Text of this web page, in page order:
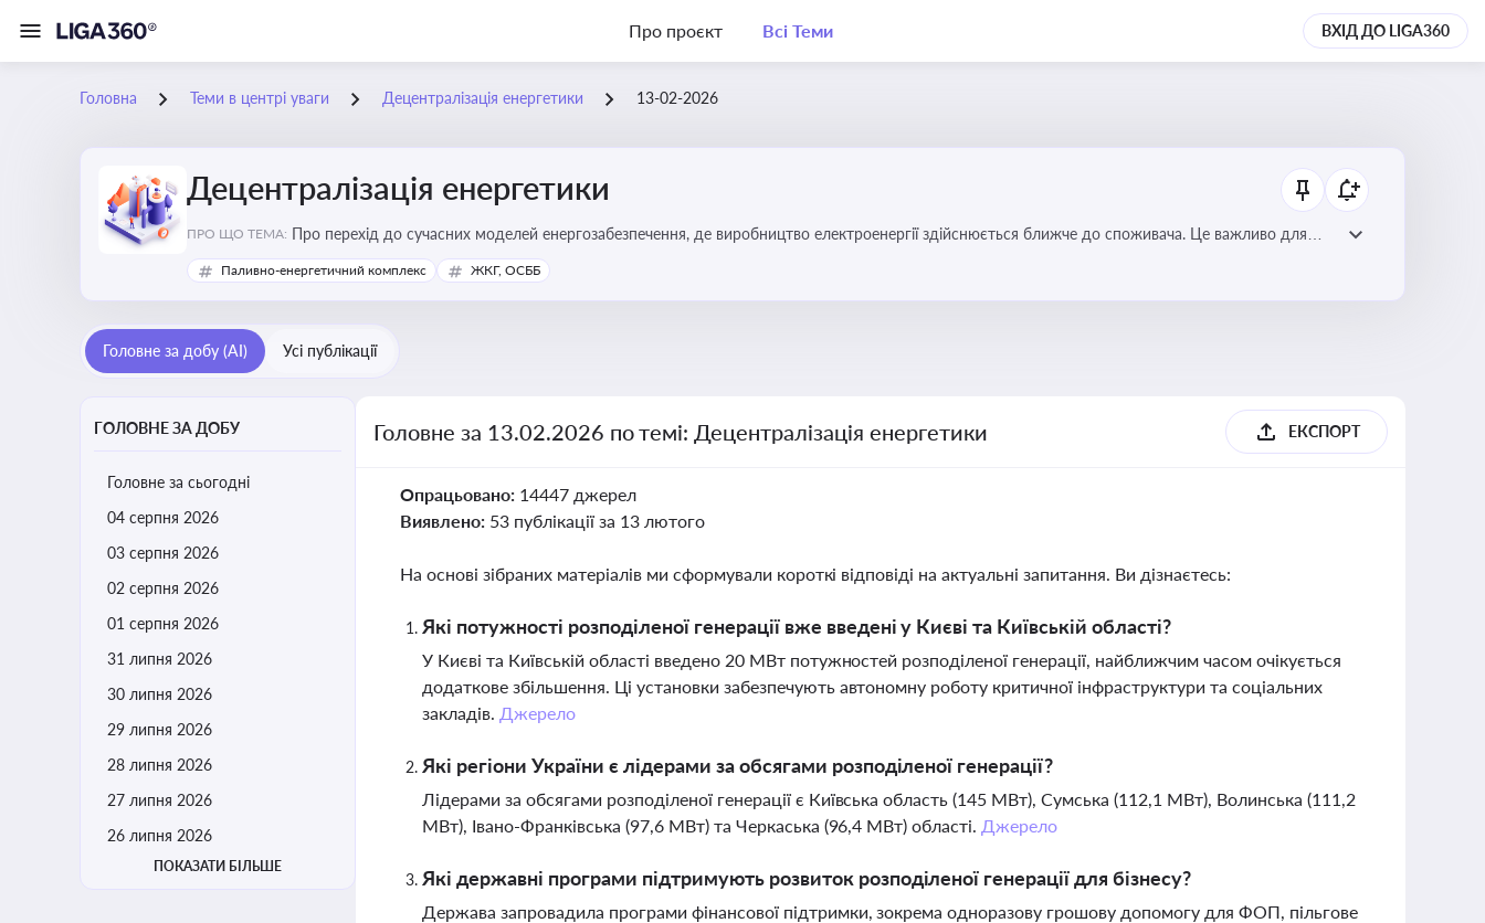
Про проєкт Всі Теми ВХІД ДО LIGA360
Головна Теми в центрі уваги Децентралізація енергетики 13-02-2026
Децентралізація енергетики
ПРО ЩО ТЕМА: Про перехід до сучасних моделей енергозабезпечення, де виробництво електроенергії здійснюється ближче до споживача. Це важливо для
підвищення енергонезалежності громад, зменшення втрат при транспортуванні енергії та стимулювання розвитку відновлюваних джерел
Паливно-енергетичний комплекс ЖКГ, ОСББ
Головне за добу (AI) Усі публікації
ГОЛОВНЕ ЗА ДОБУ
Головне за сьогодні
04 серпня 2026
03 серпня 2026
02 серпня 2026
01 серпня 2026
31 липня 2026
30 липня 2026
29 липня 2026
28 липня 2026
27 липня 2026
26 липня 2026
ПОКАЗАТИ БІЛЬШЕ
Головне за 13.02.2026 по темі: Децентралізація енергетики ЕКСПОРТ
Опрацьовано: 14447 джерел
Виявлено: 53 публікації за 13 лютого
На основі зібраних матеріалів ми сформували короткі відповіді на актуальні запитання. Ви дізнаєтесь:
Які потужності розподіленої генерації вже введені у Києві та Київській області?
У Києві та Київській області введено 20 МВт потужностей розподіленої генерації, найближчим часом очікується
додаткове збільшення. Ці установки забезпечують автономну роботу критичної інфраструктури та соціальних
закладів. Джерело
Які регіони України є лідерами за обсягами розподіленої генерації?
Лідерами за обсягами розподіленої генерації є Київська область (145 МВт), Сумська (112,1 МВт), Волинська (111,2
МВт), Івано-Франківська (97,6 МВт) та Черкаська (96,4 МВт) області. Джерело
Які державні програми підтримують розвиток розподіленої генерації для бізнесу?
Держава запровадила програми фінансової підтримки, зокрема одноразову грошову допомогу для ФОП, пільгове